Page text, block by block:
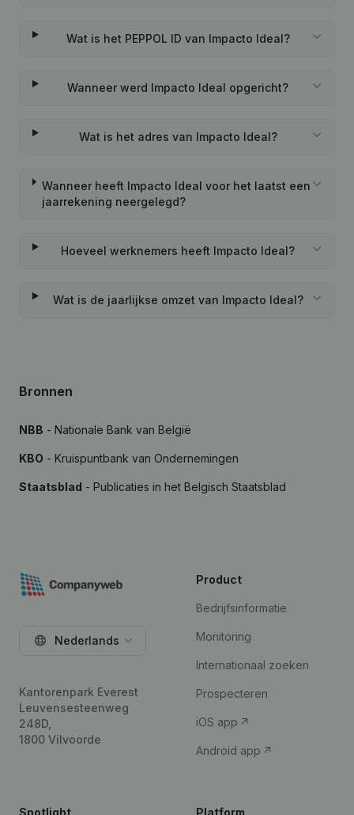
Wat is het PEPPOL ID van Impacto Ideal?
Wanneer werd Impacto Ideal opgericht?
Wat is het adres van Impacto Ideal?
Wanneer heeft Impacto Ideal voor het laatst een
jaarrekening neergelegd?
Hoeveel werknemers heeft Impacto Ideal?
Wat is de jaarlijkse omzet van Impacto Ideal?
Bronnen
NBB - Nationale Bank van België
KBO - Kruispuntbank van Ondernemingen
Staatsblad - Publicaties in het Belgisch Staatsblad
Nederlands
Kantorenpark Everest
Leuvensesteenweg
248D,
1800 Vilvoorde
Product
Bedrijfsinformatie
Monitoring
Internationaal zoeken
Prospecteren
iOS app
Android app
Spotlight Platform